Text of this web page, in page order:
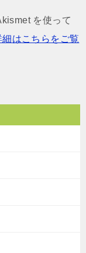
を使って
はこちらをご覧